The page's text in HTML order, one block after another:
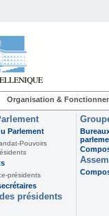
Organisation &
Parlement
Pouvoirs
présidents
présidents